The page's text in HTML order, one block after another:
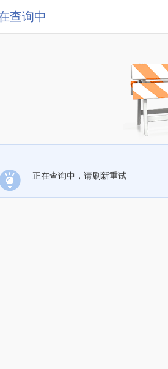
查询中
正在查询中，请刷新重试